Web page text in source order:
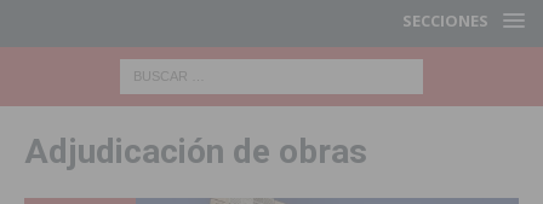
SECCIONES
Adjudicación de obras